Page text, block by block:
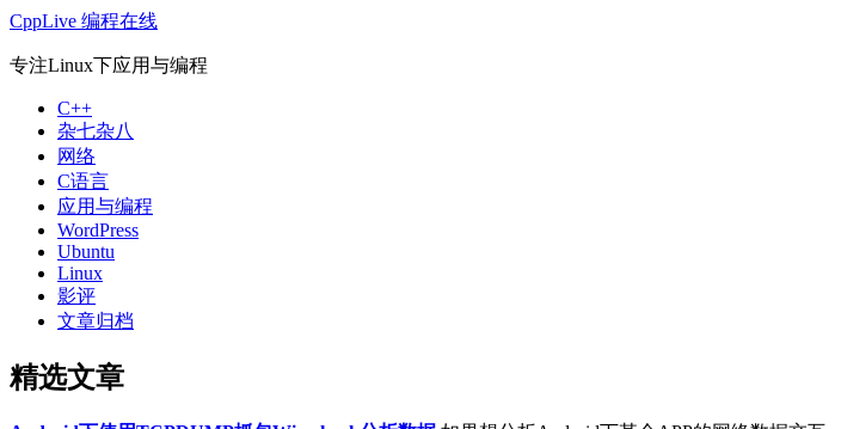
CppLive 编程在线
专注Linux下应用与编程
C++
杂七杂八
网络
C语言
应用与编程
WordPress
Ubuntu
Linux
影评
文章归档
精选文章